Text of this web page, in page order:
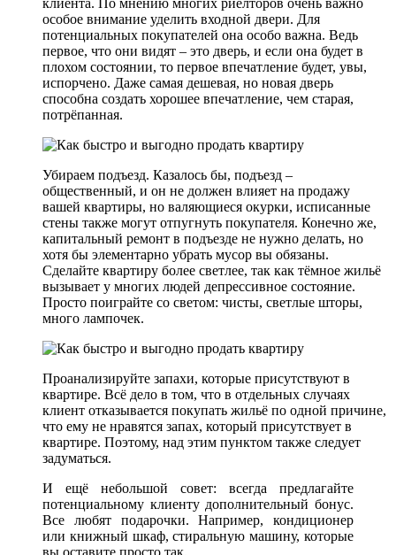
особое внимание уделить входной двери. Для
потенциальных покупателей она особо важна. Ведь
первое, что они видят – это дверь, и если она будет в
плохом состоянии, то первое впечатление будет, увы,
испорчено. Даже самая дешевая, но новая дверь
способна создать хорошее впечатление, чем старая,
потрёпанная.
Убираем подъезд. Казалось бы, подъезд –
общественный, и он не должен влияет на продажу
вашей квартиры, но валяющиеся окурки, исписанные
стены также могут отпугнуть покупателя. Конечно же,
капитальный ремонт в подъезде не нужно делать, но
хотя бы элементарно убрать мусор вы обязаны.
Сделайте квартиру более светлее, так как тёмное жильё
вызывает у многих людей депрессивное состояние.
Просто поиграйте со светом: чисты, светлые шторы,
много лампочек.
Проанализируйте запахи, которые присутствуют в
квартире. Всё дело в том, что в отдельных случаях
клиент отказывается покупать жильё по одной причине,
что ему не нравятся запах, который присутствует в
квартире. Поэтому, над этим пунктом также следует
задуматься.
И ещё небольшой совет: всегда предлагайте
потенциальному клиенту дополнительный бонус.
Все любят подарочки. Например, кондиционер
или книжный шкаф, стиральную машину, которые
вы оставите просто так.